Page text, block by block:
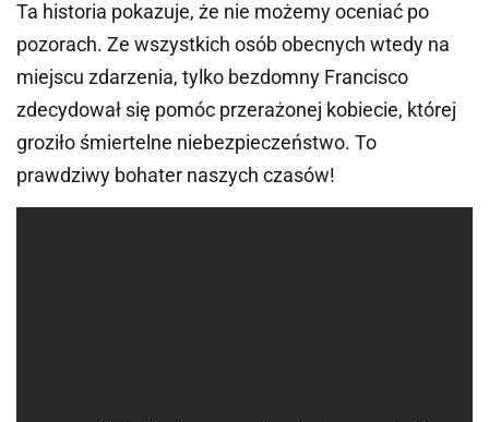
Ta historia pokazuje, że nie możemy oceniać po
pozorach. Ze wszystkich osób obecnych wtedy na
miejscu zdarzenia, tylko bezdomny Francisco
zdecydował się pomóc przerażonej kobiecie, której
groziło śmiertelne niebezpieczeństwo. To
prawdziwy bohater naszych czasów!